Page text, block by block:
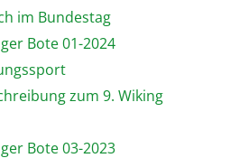
im Bundestag
Bote 01-2024
zum 9. Wiking
Bote 03-2023